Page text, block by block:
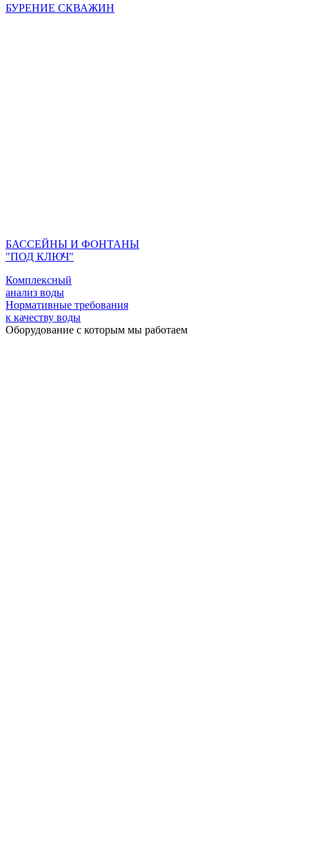
БУРЕНИЕ СКВАЖИН
БАССЕЙНЫ И ФОНТАНЫ
"ПОД КЛЮЧ"
Комплексный
анализ воды
Нормативные требования
к качеству воды
Оборудование с которым мы работаем